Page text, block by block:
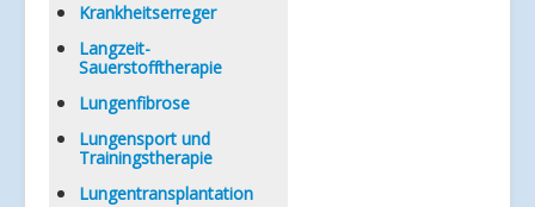
Krankheitserreger
Langzeit-
Sauerstofftherapie
Lungenfibrose
Lungensport und
Trainingstherapie
Lungentransplantation